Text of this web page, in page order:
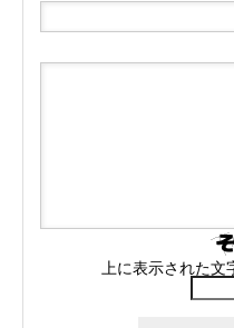
上に表示された文